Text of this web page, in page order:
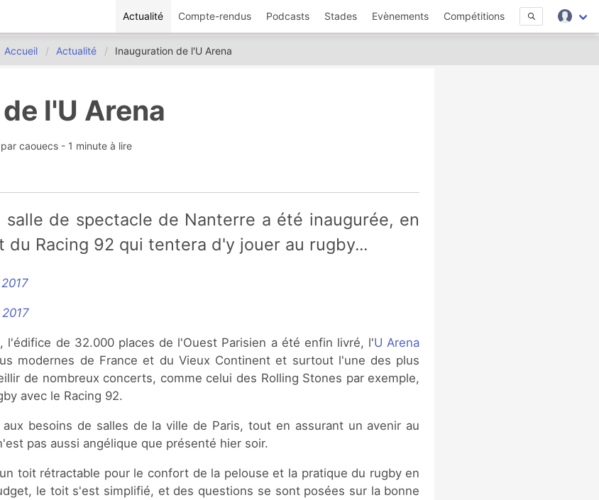
Actualité Compte-rendus Podcasts Stades Evènements Compétitions
Accueil Actualité Inauguration de l'U Arena
l'U Arena
par caouecs - 1 minute à lire
du Racing 92 qui tentera d'y jouer au rugby...
l'édifice de 32.000 places de l'Ouest Parisien a été enfin livré, l'U Arena
modernes de France et du Vieux Continent et surtout l'une des plus
de nombreux concerts, comme celui des Rolling Stones par exemple,
avec le Racing 92.
besoins de salles de la ville de Paris, tout en assurant un avenir au
pas aussi angélique que présenté hier soir.
toit rétractable pour le confort de la pelouse et la pratique du rugby en
le toit s'est simplifié, et des questions se sont posées sur la bonne